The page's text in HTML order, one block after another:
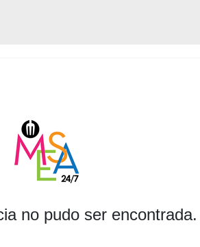
no pudo ser encontrada.